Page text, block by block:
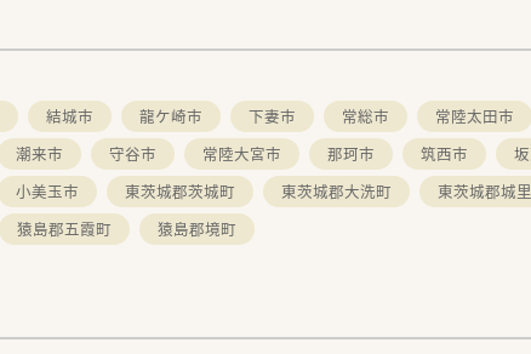
結城市 龍ケ崎市 下妻市 常総市 常陸太田市
潮来市 守谷市 常陸大宮市 那珂市 筑西市
小美玉市 東茨城郡茨城町 東茨城郡大洗町 東茨城郡城
猿島郡五霞町 猿島郡境町